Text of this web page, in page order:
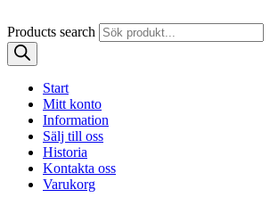
Products search
Start
Mitt konto
Information
Sälj till oss
Historia
Kontakta oss
Varukorg